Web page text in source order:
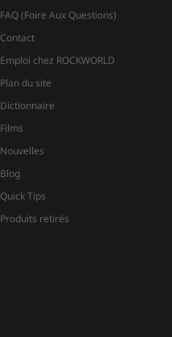
FAQ (Foire Aux Questions)
Contact
Emploi chez ROCKWORLD
Plan du site
Dictionnaire
Films
Nouvelles
Blog
Quick Tips
Produits retirés